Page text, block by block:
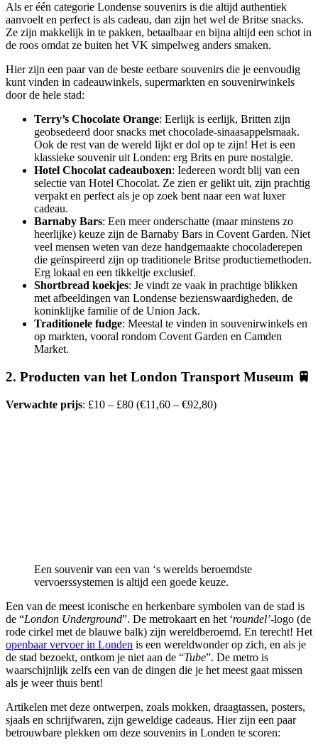
Als er één categorie Londense souvenirs is die altijd authentiek
aanvoelt en perfect is als cadeau, dan zijn het wel de Britse snacks.
Ze zijn makkelijk in te pakken, betaalbaar en bijna altijd een schot in
de roos omdat ze buiten het VK simpelweg anders smaken.
Hier zijn een paar van de beste eetbare souvenirs die je eenvoudig
kunt vinden in cadeauwinkels, supermarkten en souvenirwinkels
door de hele stad:
Terry’s Chocolate Orange: Eerlijk is eerlijk, Britten zijn
geobsedeerd door snacks met chocolade-sinaasappelsmaak.
Ook de rest van de wereld lijkt er dol op te zijn! Het is een
klassieke souvenir uit Londen: erg Brits en pure nostalgie.
Hotel Chocolat cadeauboxen: Iedereen wordt blij van een
selectie van Hotel Chocolat. Ze zien er gelikt uit, zijn prachtig
verpakt en perfect als je op zoek bent naar een wat luxer
cadeau.
Barnaby Bars: Een meer onderschatte (maar minstens zo
heerlijke) keuze zijn de Barnaby Bars in Covent Garden. Niet
veel mensen weten van deze handgemaakte chocoladerepen
die geïnspireerd zijn op traditionele Britse productiemethoden.
Erg lokaal en een tikkeltje exclusief.
Shortbread koekjes: Je vindt ze vaak in prachtige blikken
met afbeeldingen van Londense bezienswaardigheden, de
koninklijke familie of de Union Jack.
Traditionele fudge: Meestal te vinden in souvenirwinkels en
op markten, vooral rondom Covent Garden en Camden
Market.
2. Producten van het London Transport Museum 🚆
Verwachte prijs: £10 – £80 (€11,60 – €92,80)
Een souvenir van een van ‘s werelds beroemdste
vervoerssystemen is altijd een goede keuze.
Een van de meest iconische en herkenbare symbolen van de stad is
de “London Underground”. De metrokaart en het ‘roundel’-logo (de
rode cirkel met de blauwe balk) zijn wereldberoemd. En terecht! Het
openbaar vervoer in Londen is een wereldwonder op zich, en als je
de stad bezoekt, ontkom je niet aan de “Tube”. De metro is
waarschijnlijk zelfs een van de dingen die je het meest gaat missen
als je weer thuis bent!
Artikelen met deze ontwerpen, zoals mokken, draagtassen, posters,
sjaals en schrijfwaren, zijn geweldige cadeaus. Hier zijn een paar
betrouwbare plekken om deze souvenirs in Londen te scoren: